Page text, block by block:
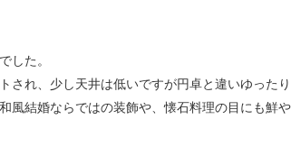
した。
され、少し天井は低いですが円卓と違いゆった
風結婚ならではの装飾や、懐石料理の目にも鮮